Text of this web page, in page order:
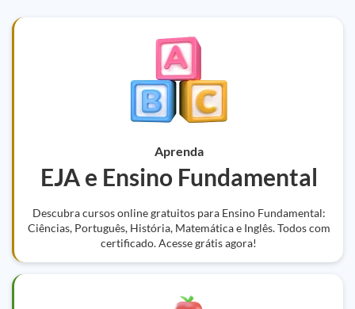
Aprenda
EJA e Ensino Fundamental
Descubra cursos online gratuitos para Ensino Fundamental:
Ciências, Português, História, Matemática e Inglês. Todos com
certificado. Acesse grátis agora!